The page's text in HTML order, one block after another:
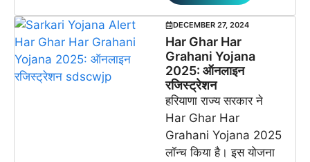
DECEMBER 27, 2024
Har Ghar Har
Grahani Yojana
2025: ऑनलाइन
रजिस्ट्रेशन
हरियाणा राज्य सरकार ने
Har Ghar Har
Grahani Yojana 2025
लॉन्च किया है। इस योजना